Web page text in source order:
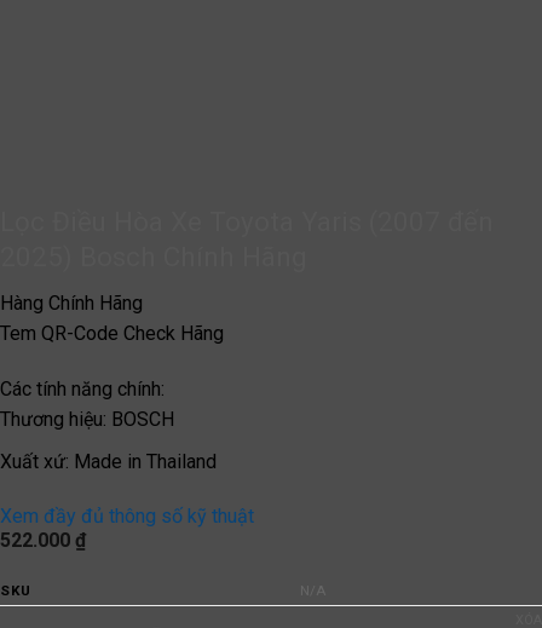
Hàng Chính Hãng
Tem QR-Code Check Hãng
Các tính năng chính:
Thương hiệu: BOSCH
Xuất xứ: Made in Thailand
Xem đầy đủ thông số kỹ thuật
522.000 ₫
SKU N/A